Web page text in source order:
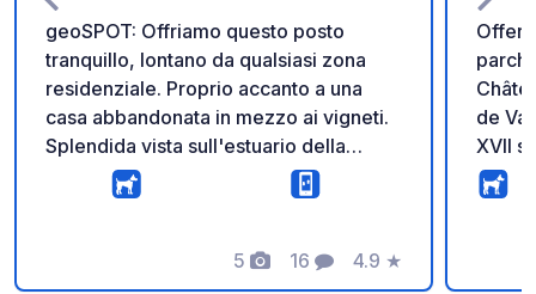
geoSPOT: Offriamo questo posto
tranquillo, lontano da qualsiasi zona
residenziale. Proprio accanto a una
casa abbandonata in mezzo ai vigneti.
Splendida vista sull'estuario della
Gironda e magnifici tramonti. Accesso
gratuito. Unica raccomandazione:
venire a visitare la nostra cantina dopo
la vostra notte allo Château Sainte
5
Foto
16
Commenti
4.9
Valutazione
★
de
XVII
di